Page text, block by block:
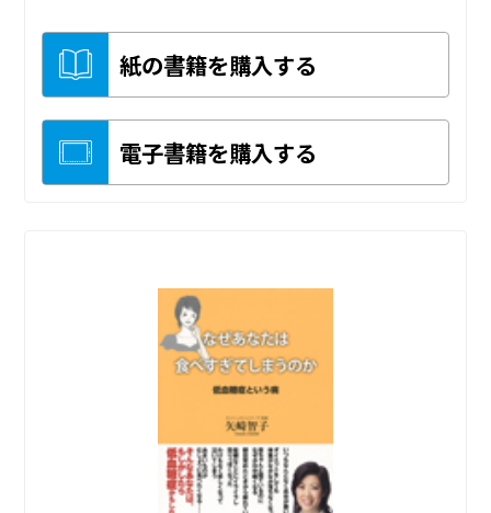
紙の書籍を購入する
電子書籍を購入する